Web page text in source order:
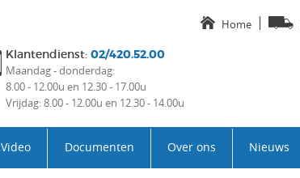
Home
Klantendienst: 02/420.52.00
Maandag - donderdag:
8.00 - 12.00u en 12.30 - 17.00u
Vrijdag: 8.00 - 12.00u en 12.30 - 14.00u
Video Documenten Over ons Nieuws